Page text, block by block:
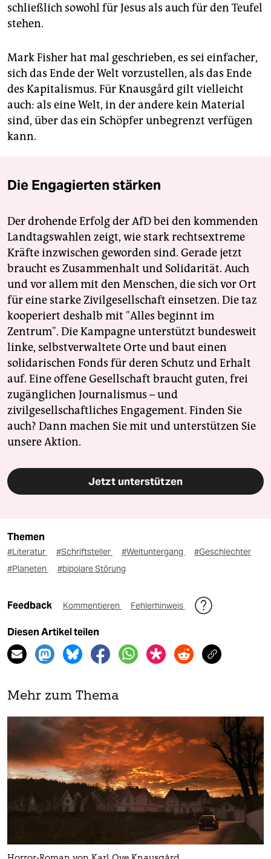
schließlich sowohl für Jesus als auch für den Teufel
stehen.
Mark Fisher hat mal geschrieben, es sei einfacher,
sich das Ende der Welt vorzustellen, als das Ende
des Kapitalismus. Für Knausgård gilt vielleicht
auch: als eine Welt, in der andere kein Material
sind, über das ein Schöpfer unbegrenzt verfügen
kann.
Die Engagierten stärken
Der drohende Erfolg der AfD bei den kommenden
Landtagswahlen zeigt, wie stark rechtsextreme
Kräfte inzwischen geworden sind. Gerade jetzt
braucht es Zusammenhalt und Solidarität. Auch
und vor allem mit den Menschen, die sich vor Ort
für eine starke Zivilgesellschaft einsetzen. Die taz
kooperiert deshalb mit "Alles beginnt im
Zentrum". Die Kampagne unterstützt bundesweit
linke, selbstverwaltete Orte und baut einen
solidarischen Fonds für deren Schutz und Erhalt
auf. Eine offene Gesellschaft braucht guten, frei
zugänglichen Journalismus – und
zivilgesellschaftliches Engagement. Finden Sie
auch? Dann machen Sie mit und unterstützen Sie
unsere Aktion.
Jetzt unterstützen
Themen
#Literatur #Schriftsteller #Weltuntergang
#Geschlechter
#Planeten
#bipolare Störung
Feedback Kommentieren Fehlerhinweis
Diesen Artikel teilen
Mehr zum Thema